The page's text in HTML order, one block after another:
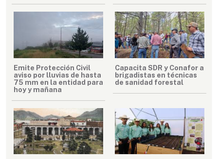
Emite Protección Civil
aviso por lluvias de hasta
75 mm en la entidad para
hoy y mañana
Capacita SDR y Conafor a
brigadistas en técnicas
de sanidad forestal